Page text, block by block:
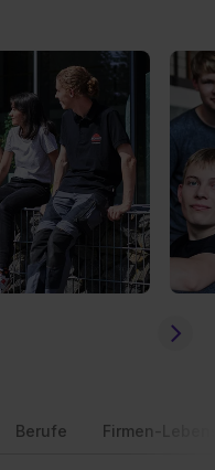
Berufe Firmen-